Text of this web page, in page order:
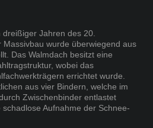
Jahren des 20.
wurde überwiegend aus
Das Walmdach besitzt eine
wobei das
errichtet wurde.
aus vier Bindern, welche im
Zwischenbinder entlastet
Aufnahme der Schnee-